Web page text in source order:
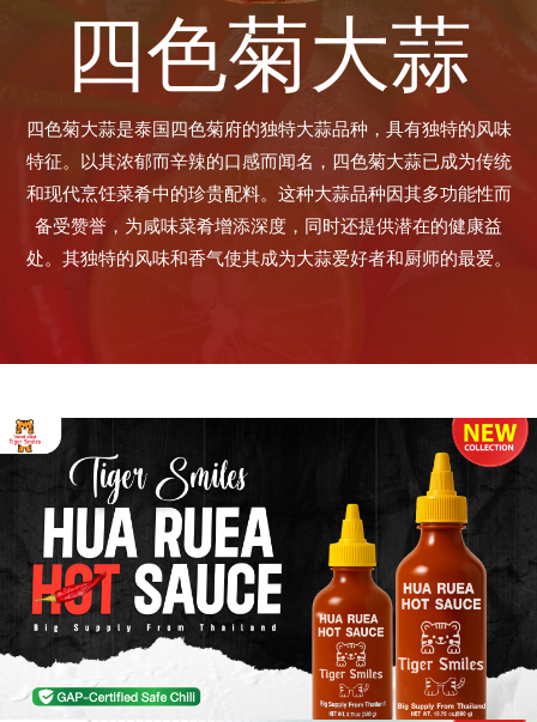
四色菊大蒜
四色菊大蒜是泰国四色菊府的独特大蒜品种，具有独特的风味
特征。以其浓郁而辛辣的口感而闻名，四色菊大蒜已成为传统
和现代烹饪菜肴中的珍贵配料。这种大蒜品种因其多功能性而
备受赞誉，为咸味菜肴增添深度，同时还提供潜在的健康益
处。其独特的风味和香气使其成为大蒜爱好者和厨师的最爱。